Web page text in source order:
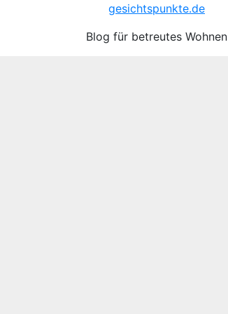
gesichtspunkte.de
Blog für betreutes Wohnen